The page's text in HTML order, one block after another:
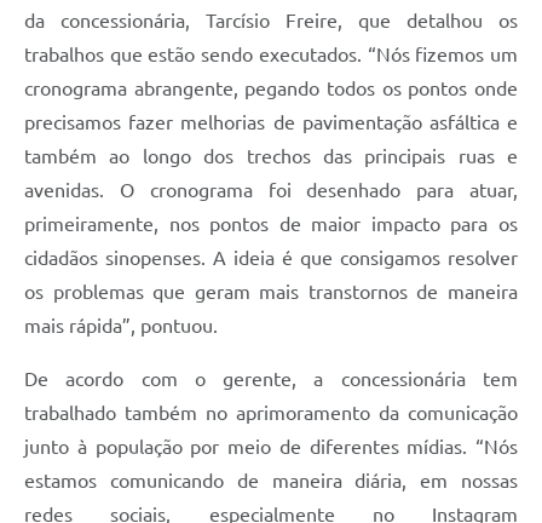
da concessionária, Tarcísio Freire, que detalhou os
trabalhos que estão sendo executados. “Nós fizemos um
cronograma abrangente, pegando todos os pontos onde
precisamos fazer melhorias de pavimentação asfáltica e
também ao longo dos trechos das principais ruas e
avenidas. O cronograma foi desenhado para atuar,
primeiramente, nos pontos de maior impacto para os
cidadãos sinopenses. A ideia é que consigamos resolver
os problemas que geram mais transtornos de maneira
mais rápida”, pontuou.
De acordo com o gerente, a concessionária tem
trabalhado também no aprimoramento da comunicação
junto à população por meio de diferentes mídias. “Nós
estamos comunicando de maneira diária, em nossas
redes sociais, especialmente no Instagram